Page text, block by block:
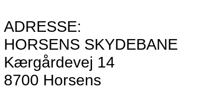
ADRESSE:
HORSENS SKYDEBANE
Kærgårdevej 14
8700 Horsens